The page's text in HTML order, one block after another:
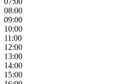
08:00
09:00
10:00
11:00
12:00
13:00
14:00
15:00